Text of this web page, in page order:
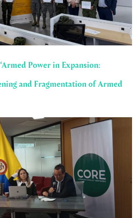
Power in Expansion:
and Fragmentation of Armed